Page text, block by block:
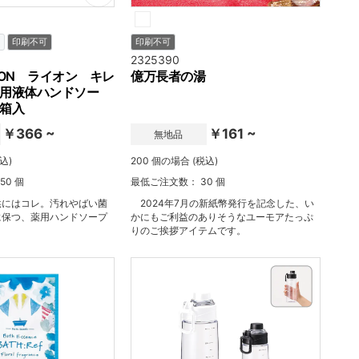
印刷不可
ライオン キレ
液体ハンドソー
入
￥366 ~
)
個
はコレ。汚れやばい菌
つ、薬用ハンドソープ
印刷不可
2325390
億万長者の湯
無地品 ￥161 ~
200 個の場合 (税込)
最低ご注文数： 30 個
2024年7月の新紙幣発行を記念した、い
かにもご利益のありそうなユーモアたっぷ
りのご挨拶アイテムです。